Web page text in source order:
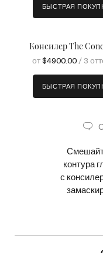
БЫСТРАЯ
Консилер The
от$4900.00/ 3
БЫСТРАЯ
контура
с